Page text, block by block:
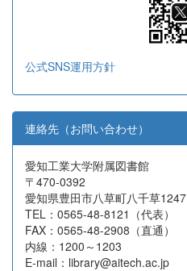
公式SNS運用方針
連絡先（お問い合わせ）
愛知工業大学附属図書館
〒470-0392
愛知県豊田市八草町八千草1247
TEL：0565-48-8121（代表）
FAX：0565-48-2908（直通）
内線：1200～1203
E-mail：library@aitech.ac.jp